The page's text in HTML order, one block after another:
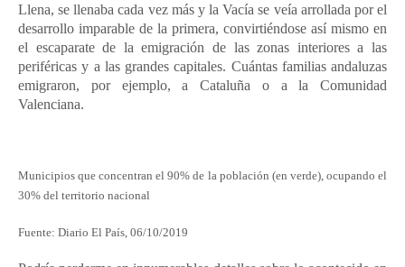
Llena, se llenaba cada vez más y la Vacía se veía arrollada por el
desarrollo imparable de la primera, convirtiéndose así mismo en
el escaparate de la emigración de las zonas interiores a las
periféricas y a las grandes capitales. Cuántas familias andaluzas
emigraron, por ejemplo, a Cataluña o a la Comunidad
Valenciana.
Municipios que concentran el 90% de la población (en verde), ocupando el
30% del territorio nacional
Fuente: Diario El País, 06/10/2019